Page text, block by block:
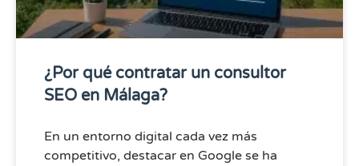
¿Por qué contratar un consultor
SEO en Málaga?
En un entorno digital cada vez más
competitivo, destacar en Google se ha